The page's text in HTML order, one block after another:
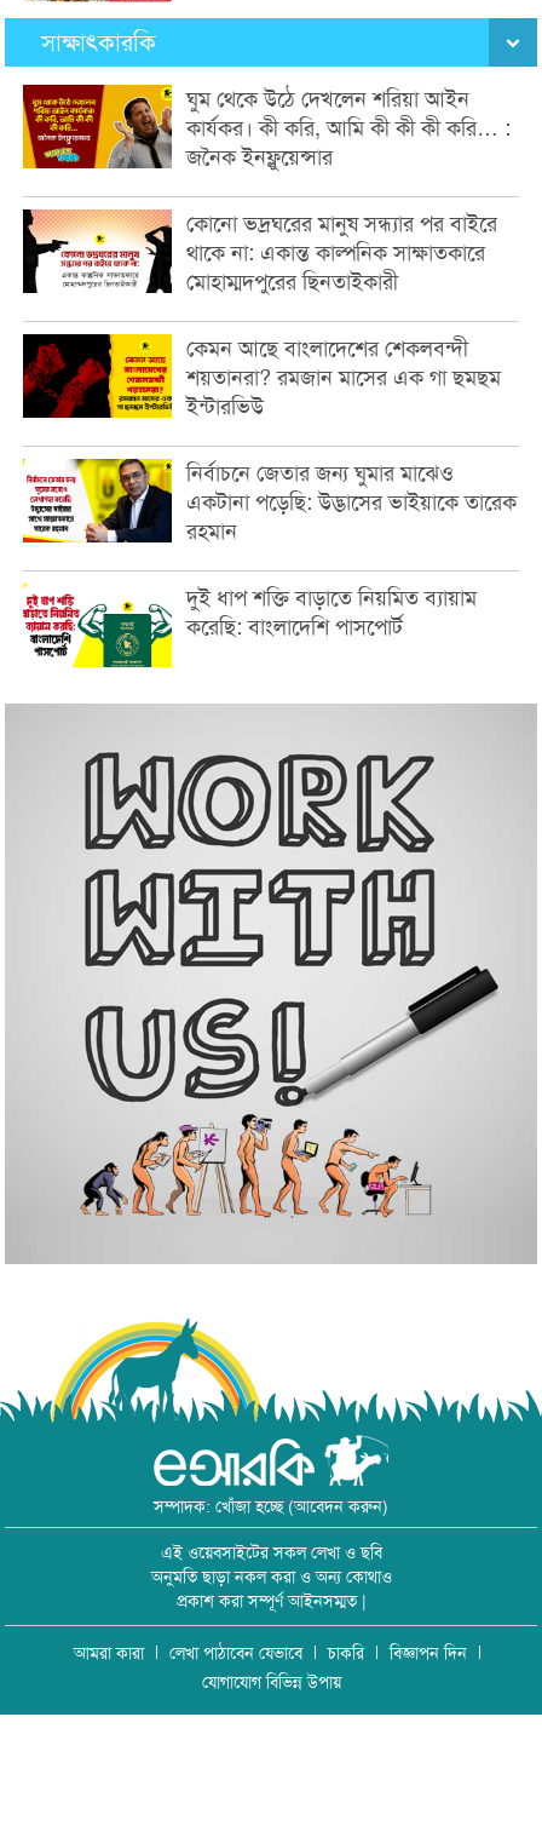
সাক্ষাৎকারকি
ঘুম থেকে উঠে দেখলেন শরিয়া আইন
কার্যকর। কী করি, আমি কী কী কী করি… :
জনৈক ইনফ্লুয়েন্সার
কোনো ভদ্রঘরের মানুষ সন্ধ্যার পর বাইরে
থাকে না: একান্ত কাল্পনিক সাক্ষাতকারে
মোহাম্মদপুরের ছিনতাইকারী
কেমন আছে বাংলাদেশের শেকলবন্দী
শয়তানরা? রমজান মাসের এক গা ছমছম
ইন্টারভিউ
নির্বাচনে জেতার জন্য ঘুমার মাঝেও
একটানা পড়েছি: উদ্ভাসের ভাইয়াকে তারেক
রহমান
দুই ধাপ শক্তি বাড়াতে নিয়মিত ব্যায়াম
করেছি: বাংলাদেশি পাসপোর্ট
সম্পাদক: খোঁজা হচ্ছে (আবেদন করুন)
এই ওয়েবসাইটের সকল লেখা ও ছবি
অনুমতি ছাড়া নকল করা ও অন্য কোথাও
প্রকাশ করা সম্পূর্ণ আইনসম্মত |
আমরা কারা লেখা পাঠাবেন যেভাবে চাকরি
বিজ্ঞাপন দিন
যোগাযোগ বিভিন্ন উপায়